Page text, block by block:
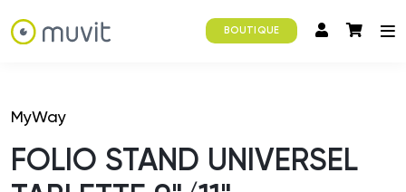
BOUTIQUE
MyWay
FOLIO STAND UNIVERSEL